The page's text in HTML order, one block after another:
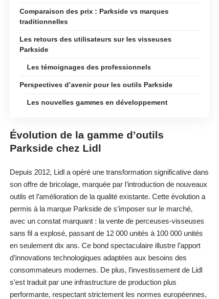
Comparaison des prix : Parkside vs marques
traditionnelles
Les retours des utilisateurs sur les visseuses
Parkside
Les témoignages des professionnels
Perspectives d’avenir pour les outils Parkside
Les nouvelles gammes en développement
Évolution de la gamme d’outils
Parkside chez Lidl
Depuis 2012, Lidl a opéré une transformation significative dans
son offre de bricolage, marquée par l’introduction de nouveaux
outils et l’amélioration de la qualité existante. Cette évolution a
permis à la marque Parkside de s’imposer sur le marché,
avec un constat marquant : la vente de perceuses-visseuses
sans fil a explosé, passant de 12 000 unités à 100 000 unités
en seulement dix ans. Ce bond spectaculaire illustre l’apport
d’innovations technologiques adaptées aux besoins des
consommateurs modernes. De plus, l’investissement de Lidl
s’est traduit par une infrastructure de production plus
performante, respectant strictement les normes européennes,